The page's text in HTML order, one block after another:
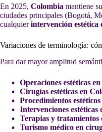
En 2025, Colombia mantiene
ciudades principales (Bogotá,
cualquierintervención estética
Variaciones de terminología:
Para dar mayor amplitud
Operaciones estéticas
Cirugías estéticas en
Procedimientos
Intervenciones estéticas
Terapias y tratamientos
Turismo médico en